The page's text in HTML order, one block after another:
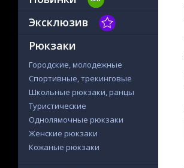
Эксклюзив
Рюкзаки
Городские, молодежные
Спортивные, трекинговые
Школьные рюкзаки, ранцы
Туристические
Однолямочные рюкзаки
Женские рюкзаки
Кожаные рюкзаки